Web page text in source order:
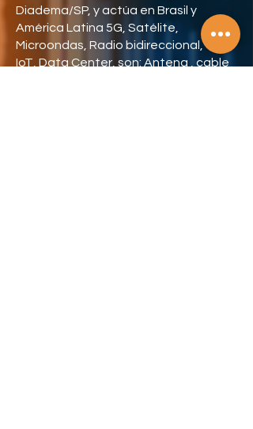
Diadema/SP, y actúa en Brasil y
América Latina 5G, Satélite,
Microondas, Radio bidireccional, WiFi,
IoT, Data Center, son: Antena , cable